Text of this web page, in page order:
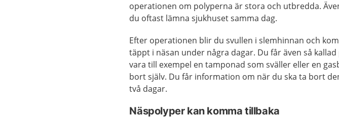
operationen om polyperna är stora och utbredda.
du oftast lämna sjukhuset samma dag.
Efter operationen blir du svullen i slemhinnan och
täppt i näsan under några dagar. Du får även så
vara till exempel en tamponad som sväller eller en
bort själv. Du får information om när du ska ta bort
två dagar.
Näspolyper kan komma tillbaka